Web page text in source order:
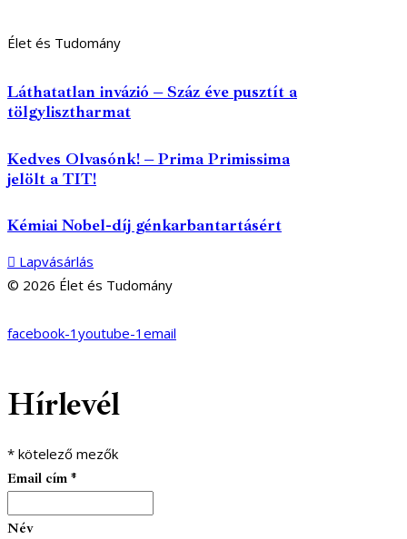
Élet és Tudomány
Láthatatlan invázió – Száz éve pusztít a
tölgylisztharmat
Kedves Olvasónk! – Prima Primissima
jelölt a TIT!
Kémiai Nobel-díj génkarbantartásért
Lapvásárlás
© 2026 Élet és Tudomány
facebook-1 youtube-1 email
Hírlevél
* kötelező mezők
Email cím *
Név